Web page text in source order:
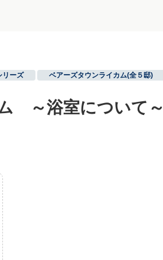
リーズ ベアーズタウンライカム(全５邸)
～浴室について～